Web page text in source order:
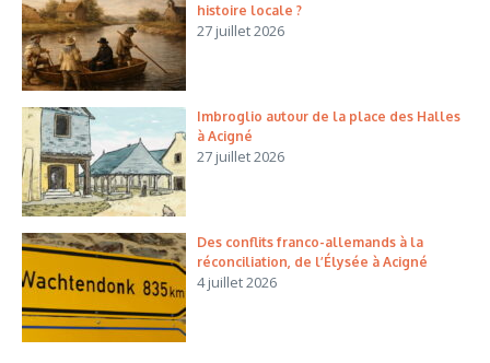
histoire locale ?
27 juillet 2026
Imbroglio autour de la place des Halles
à Acigné
27 juillet 2026
Des conflits franco-allemands à la
réconciliation, de l’Élysée à Acigné
4 juillet 2026